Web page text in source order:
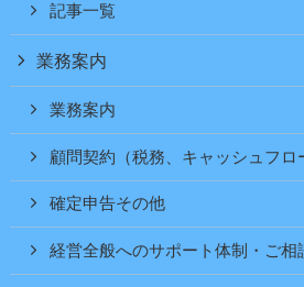
記事一覧
業務案内
業務案内
顧問契約（税務、キャッシュフロ
確定申告その他
経営全般へのサポート体制・ご相